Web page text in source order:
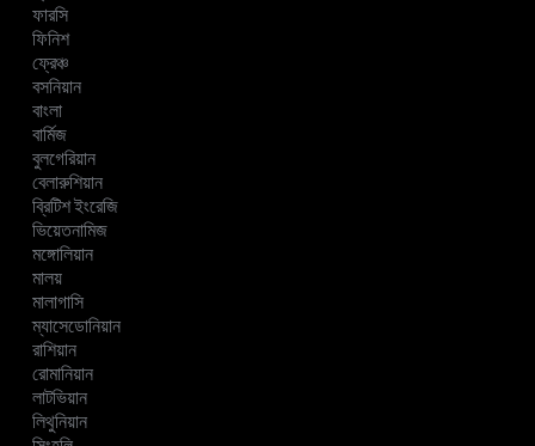
ফারসি
ফিনিশ
ফ্রেঞ্চ
বসনিয়ান
বাংলা
বার্মিজ
বুলগেরিয়ান
বেলারুশিয়ান
ব্রিটিশ ইংরেজি
ভিয়েতনামিজ
মঙ্গোলিয়ান
মালয়
মালাগাসি
ম্যাসেডোনিয়ান
রাশিয়ান
রোমানিয়ান
লাটভিয়ান
লিথুনিয়ান